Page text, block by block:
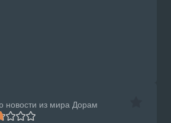
новости из мира Дорам